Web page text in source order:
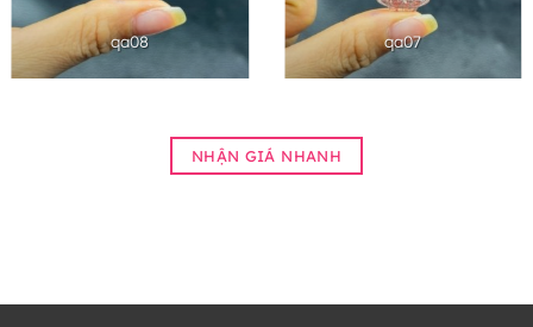
qa08 qa07
NHẬN GIÁ NHANH